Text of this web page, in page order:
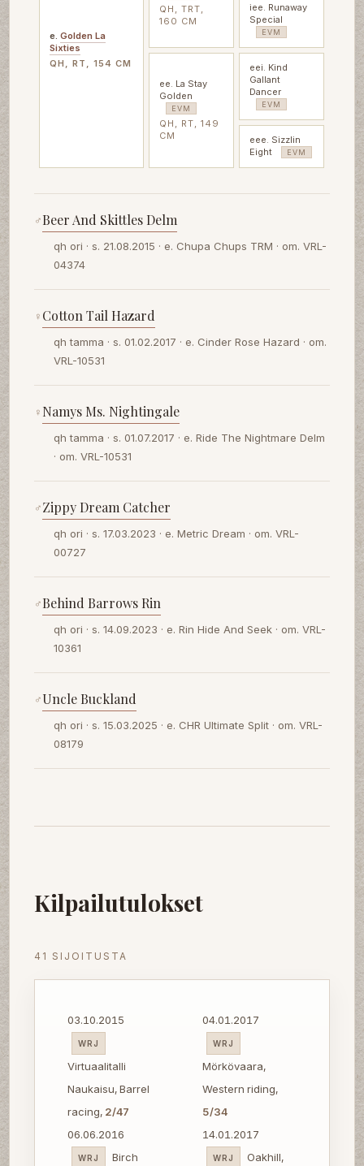
e.Golden La
Sixties
QH, RT, 154 CM
QH, TRT,
160 CM
iee. Runaway
Special
EVM
ee. La Stay
Golden
EVM
QH, RT, 149
CM
eei. Kind
Gallant
Dancer
EVM
eee. Sizzlin
Eight
EVM
♂Beer And Skittles Delm
qh ori · s. 21.08.2015 · e. Chupa Chups TRM · om. VRL-
04374
♀ Cotton Tail Hazard
qh tamma · s. 01.02.2017 · e. Cinder Rose Hazard · om.
VRL-10531
♀ Namys Ms. Nightingale
qh tamma · s. 01.07.2017 · e. Ride The Nightmare Delm
· om. VRL-10531
♂Zippy Dream Catcher
qh ori · s. 17.03.2023 · e. Metric Dream · om. VRL-
00727
♂Behind Barrows Rin
qh ori · s. 14.09.2023 · e. Rin Hide And Seek · om. VRL-
10361
♂Uncle Buckland
qh ori · s. 15.03.2025 · e. CHR Ultimate Split · om. VRL-
08179
Kilpailutulokset
41 SIJOITUSTA
03.10.2015
WRJ
Virtuaalitalli
Naukaisu, Barrel
racing, 2/47
06.06.2016
WRJ Birch
04.01.2017
WRJ
Mörkövaara,
Western riding,
5/34
14.01.2017
WRJ Oakhill,